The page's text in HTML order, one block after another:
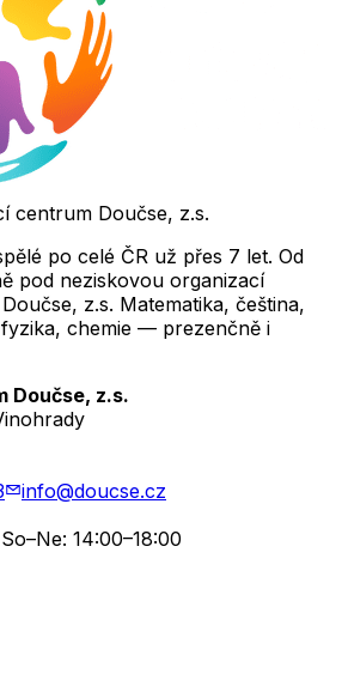
centrum Doučse, z.s.
po celé ČR už přes 7 let. Od
pod neziskovou organizací
z.s. Matematika, čeština,
chemie — prezenčně i
Doučse, z.s.
info@doucse.cz
14:00–18:00